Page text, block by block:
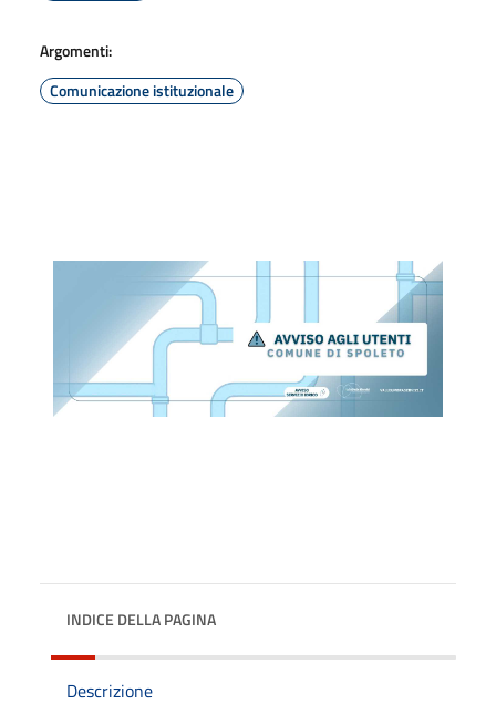
Argomenti:
Comunicazione istituzionale
INDICE DELLA PAGINA
Descrizione